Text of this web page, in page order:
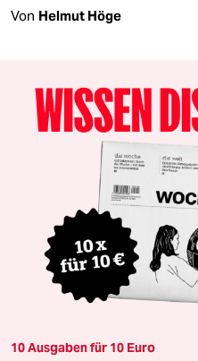
Von Helmut Höge
10 Ausgaben für 10 Euro